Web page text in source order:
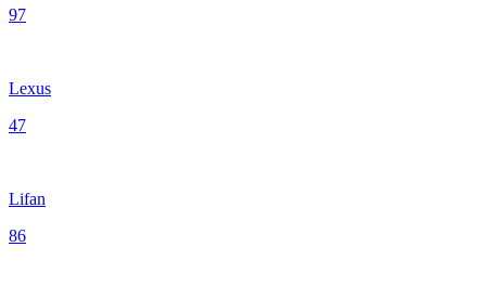
97
Lexus
47
Lifan
86